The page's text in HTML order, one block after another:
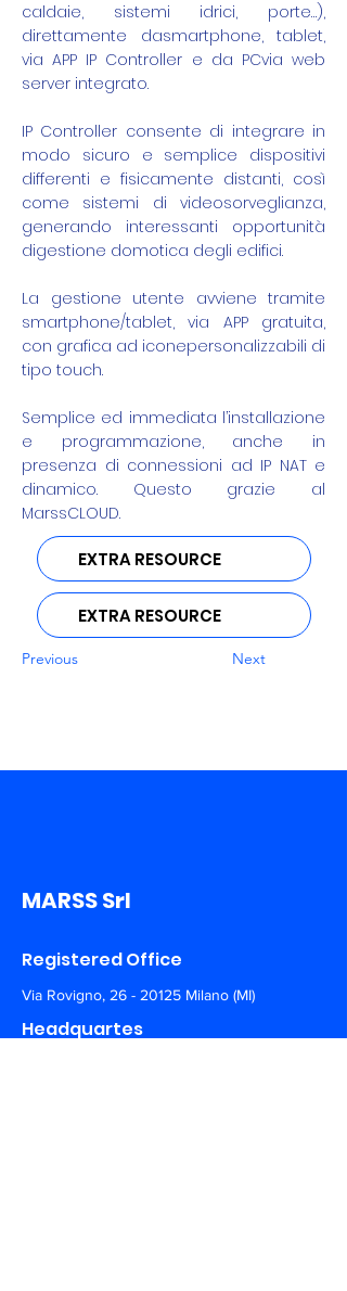
caldaie, sistemi idrici, porte…),
direttamente dasmartphone, tablet,
via APP IP Controller e da PCvia web
server integrato.
IP Controller consente di integrare in
modo sicuro e semplice dispositivi
differenti e fisicamente distanti, così
come sistemi di videosorveglianza,
generando interessanti opportunità
digestione domotica degli edifici.
La gestione utente avviene tramite
smartphone/tablet, via APP gratuita,
con grafica ad iconepersonalizzabili di
tipo touch.
Semplice ed immediata l’installazione
e programmazione, anche in
presenza di connessioni ad IP NAT e
dinamico. Questo grazie al
MarssCLOUD.
EXTRA RESOURCE
EXTRA RESOURCE
Previous Next
MARSS Srl
Registered Office
Via Rovigno, 26 - 20125 Milano (MI)
Headquartes